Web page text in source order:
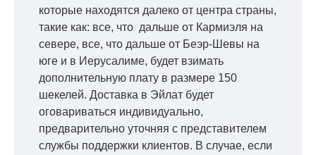
которые находятся далеко от центра страны,
такие как: все, что дальше от Кармиэля на
севере, все, что дальше от Беэр-Шевы на
юге и в Иерусалиме, будет взимать
дополнительную плату в размере 150
шекелей. Доставка в Эйлат будет
оговариваться индивидуально,
предварительно уточняя с представителем
службы поддержки клиентов. В случае, если